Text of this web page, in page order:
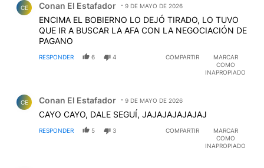
CE Conan El Estafador 9 DE MAYO DE 2026
ENCIMA EL BOBIERNO LO DEJÓ TIRADO, LO TUVO
QUE IR A BUSCAR LA AFA CON LA NEGOCIACIÓN DE
PAGANO
RESPONDER 6 4 COMPARTIR
MARCAR
COMO
INAPROPIADO
CE Conan El Estafador 9 DE MAYO DE 2026
CAYO CAYO, DALE SEGUÍ, JAJAJAJAJAJAJ
RESPONDER 5 3 COMPARTIR
MARCAR
COMO
INAPROPIADO